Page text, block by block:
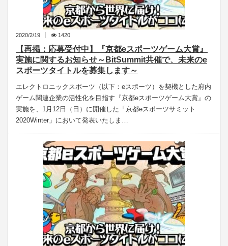
2020/2/19 1420
【再掲：応募受付中】『京都eスポーツゲーム大賞』
実施に関するお知らせ～BitSummit共催で、未来のe
スポーツタイトルを募集します～
エレクトロニックスポーツ（以下：eスポーツ）を契機とした府内
ゲーム関連企業の活性化を目指す『京都eスポーツゲーム大賞』の
実施を、1月12日（日）に開催した「京都eスポーツサミット
2020Winter」において発表いたしま…